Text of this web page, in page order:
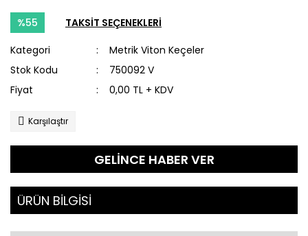
%55 TAKSİT SEÇENEKLERİ
Kategori
Metrik Viton Keçeler
Stok Kodu
750092 V
Fiyat
0,00 TL + KDV
Karşılaştır
GELİNCE HABER VER
ÜRÜN BİLGİSİ